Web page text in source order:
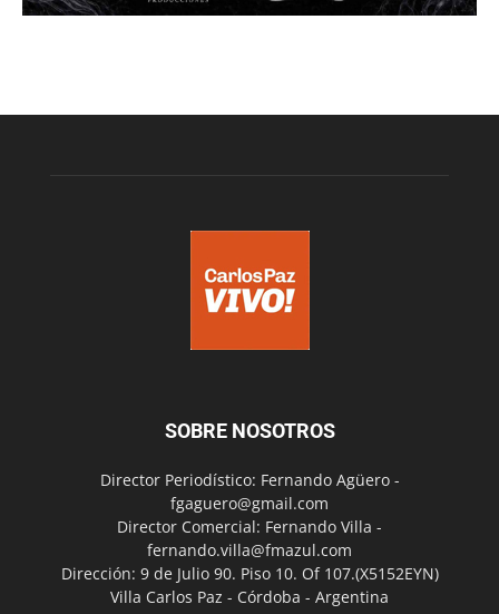
SOBRE NOSOTROS
Director Periodístico: Fernando Agüero -
fgaguero@gmail.com
Director Comercial: Fernando Villa -
fernando.villa@fmazul.com
Dirección: 9 de Julio 90. Piso 10. Of 107.(X5152EYN)
Villa Carlos Paz - Córdoba - Argentina